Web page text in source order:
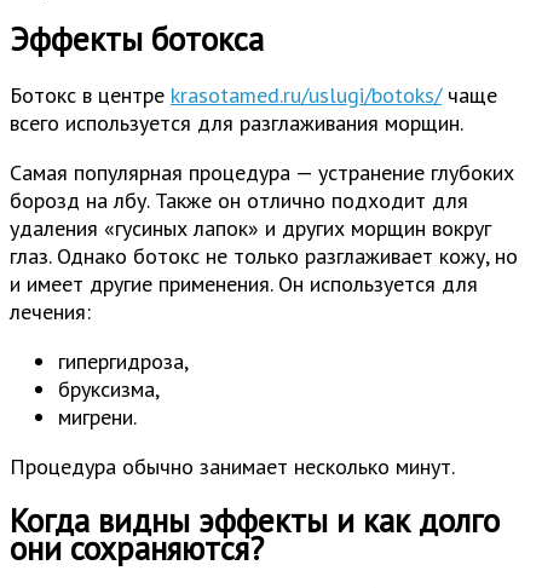
Эффекты ботокса
Ботокс в центре krasotamed.ru/uslugi/botoks/чаще
всего используется для разглаживания морщин.
Самая популярная процедура — устранение глубоких
борозд на лбу. Также он отлично подходит для
удаления «гусиных лапок» и других морщин вокруг
глаз. Однако ботокс не только разглаживает кожу, но
и имеет другие применения. Он используется для
лечения:
гипергидроза,
бруксизма,
мигрени.
Процедура обычно занимает несколько минут.
Когда видны эффекты и как долго
они сохраняются?